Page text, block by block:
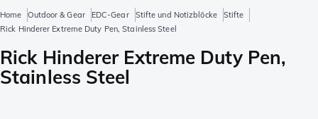
Home Outdoor & Gear EDC-Gear Stifte und Notizblöcke
Stifte
Rick Hinderer Extreme Duty Pen, Stainless Steel
Rick Hinderer Extreme Duty Pen,
Stainless Steel